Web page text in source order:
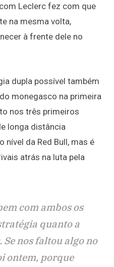
Leclerc fez com que
na mesma volta,
à frente dele no
dupla possível também
monegasco na primeira
nos três primeiros
longa distância
nível da Red Bull, mas é
atrás na luta pela
com ambos os
quanto a
Se nos faltou algo no
ontem, porque